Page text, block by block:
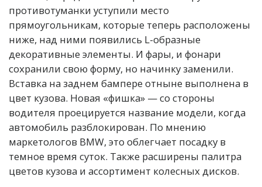
противотуманки уступили место
прямоугольникам, которые теперь расположены
ниже, над ними появились L-образные
декоративные элементы. И фары, и фонари
сохранили свою форму, но начинку заменили.
Вставка на заднем бампере отныне выполнена в
цвет кузова. Новая «фишка» — со стороны
водителя проецируется название модели, когда
автомобиль разблокирован. По мнению
маркетологов BMW, это облегчает посадку в
темное время суток. Также расширены палитра
цветов кузова и ассортимент колесных дисков.